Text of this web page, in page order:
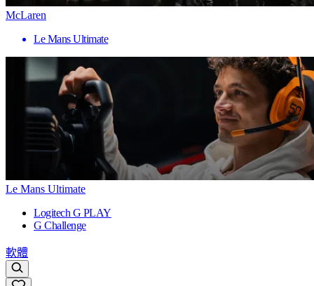
McLaren
Le Mans Ultimate
Le Mans Ultimate
Logitech G PLAY
G Challenge
軟體